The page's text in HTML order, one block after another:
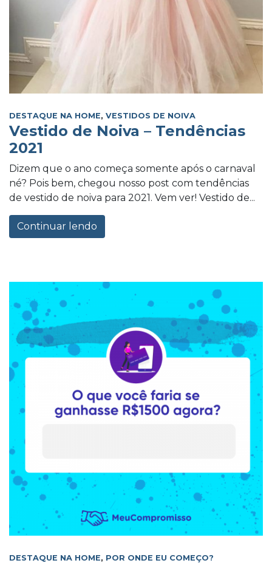
DESTAQUE NA HOME, VESTIDOS DE NOIVA
Vestido de Noiva – Tendências
2021
Dizem que o ano começa somente após o carnaval
né? Pois bem, chegou nosso post com tendências
de vestido de noiva para 2021. Vem ver! Vestido de...
Continuar lendo
DESTAQUE NA HOME, POR ONDE EU COMEÇO?